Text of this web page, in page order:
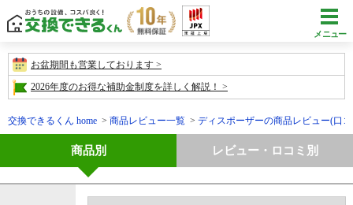
メニュー
お盆期間も営業しております
2026年度のお得な補助金制度を詳しく解説！
交換できるくん home 商品レビュー一覧 ディスポーザーの商品レビュー(口
商品別 レビュー・ロコミ別